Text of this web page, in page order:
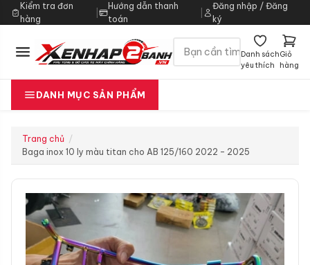
Kiểm tra đơn
hàng
|
Hướng dẫn thanh
toán
Đăng nhập / Đăng
ký
Danh sách
yêu thích
Giỏ
hàng
DANH MỤC SẢN PHẨM
Trang chủ
Baga inox 10 ly màu titan cho AB 125/160 2022 – 2025